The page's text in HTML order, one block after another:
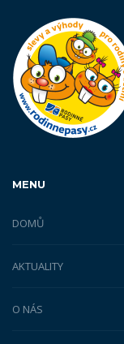
MENU
DOMŮ
AKTUALITY
O NÁS